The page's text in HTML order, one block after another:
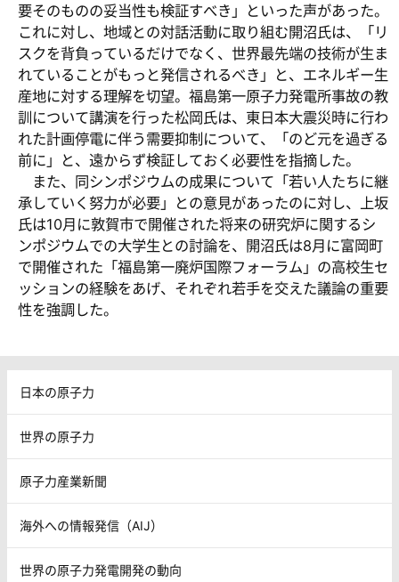
要そのものの妥当性も検証すべき」といった声があった。
これに対し、地域との対話活動に取り組む開沼氏は、「リ
スクを背負っているだけでなく、世界最先端の技術が生ま
れていることがもっと発信されるべき」と、エネルギー生
産地に対する理解を切望。福島第一原子力発電所事故の教
訓について講演を行った松岡氏は、東日本大震災時に行わ
れた計画停電に伴う需要抑制について、「のど元を過ぎる
前に」と、遠からず検証しておく必要性を指摘した。
また、同シンポジウムの成果について「若い人たちに継
承していく努力が必要」との意見があったのに対し、上坂
氏は10月に敦賀市で開催された将来の研究炉に関するシ
ンポジウムでの大学生との討論を、開沼氏は8月に富岡町
で開催された「福島第一廃炉国際フォーラム」の高校生セ
ッションの経験をあげ、それぞれ若手を交えた議論の重要
性を強調した。
日本の原子力
世界の原子力
原子力産業新聞
海外への情報発信（AIJ）
世界の原子力発電開発の動向